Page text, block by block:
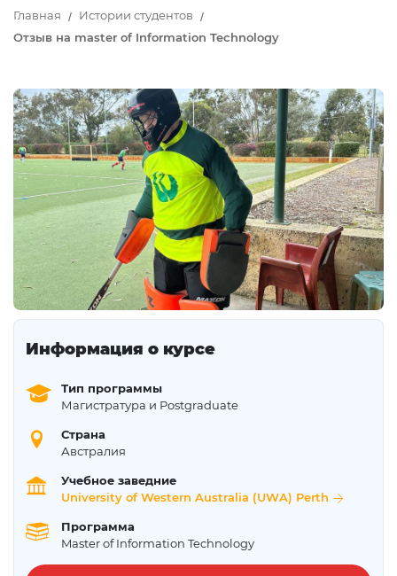
Главная
Истории студентов
Отзыв на master of Information Technology
Информация о курсе
Тип программы
Магистратура и Postgraduate
Страна
Австралия
Учебное заведние
University of Western Australia (UWA) Perth
Программа
Master of Information Technology